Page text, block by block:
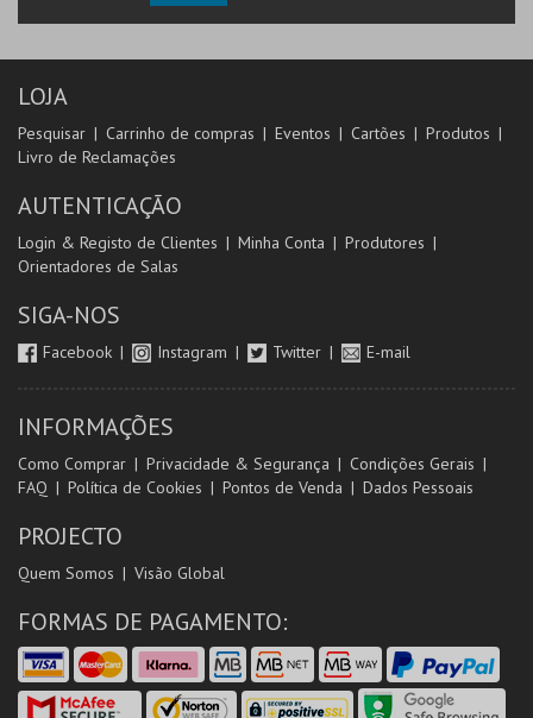
LOJA
Pesquisar Carrinho de compras Eventos Cartões
Produtos
Livro de Reclamações
AUTENTICAÇÃO
Login & Registo de Clientes Minha Conta
Produtores
Orientadores de Salas
SIGA-NOS
Facebook Instagram Twitter E-mail
INFORMAÇÕES
Como Comprar Privacidade & Segurança
Condições Gerais
FAQ
Política de Cookies Pontos de Venda Dados Pessoais
PROJECTO
Quem Somos Visão Global
FORMAS DE PAGAMENTO: